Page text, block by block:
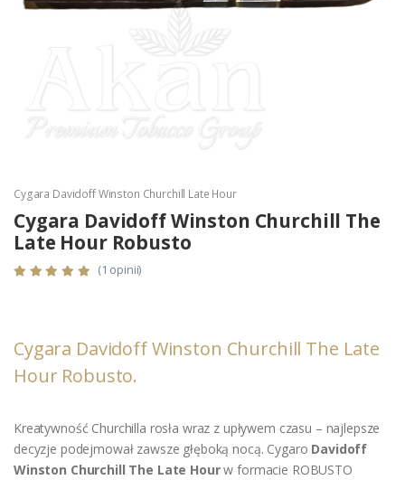
Cygara Davidoff Winston Churchill Late Hour
Cygara Davidoff Winston Churchill The
Late Hour Robusto
(1 opinii)
Cygara Davidoff Winston Churchill The Late
Hour Robusto.
Kreatywność Churchilla rosła wraz z upływem czasu – najlepsze
decyzje podejmował zawsze głęboką nocą. Cygaro Davidoff
Winston Churchill The Late Hourw formacie ROBUSTO